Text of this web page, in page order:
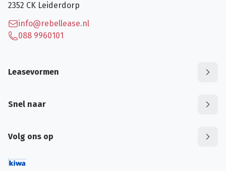
2352 CK Leiderdorp
info@rebellease.nl
088 9960101
Leasevormen
Snel naar
Volg ons op